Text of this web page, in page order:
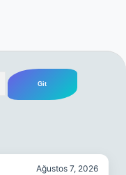
Ağustos 7, 2026